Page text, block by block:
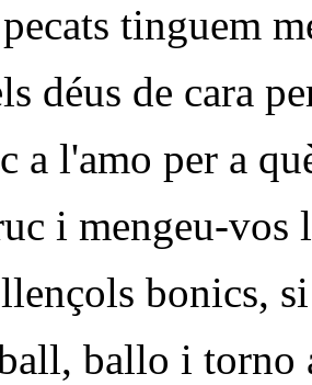
tinguem
déus de cara
a l'amo per a
i mengeu-vos
bonics,
ballo i torno